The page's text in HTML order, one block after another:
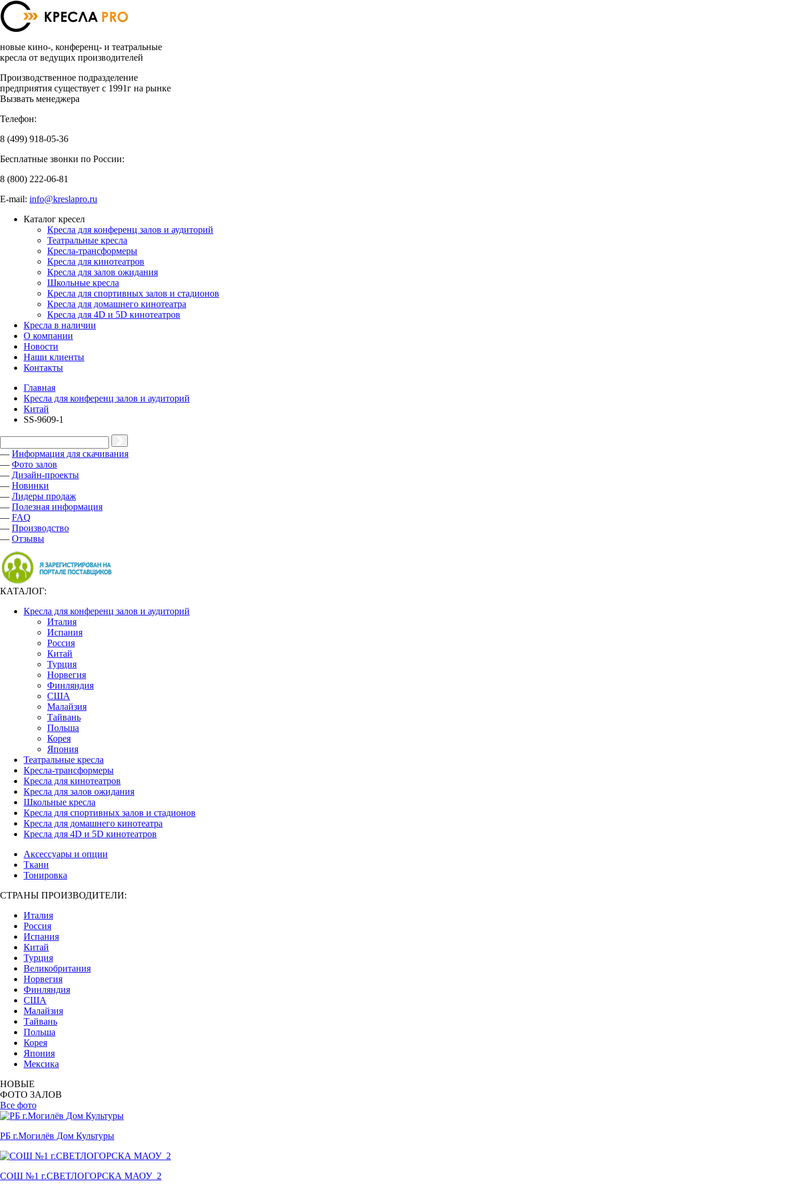
новые кино-, конференц- и театральные
кресла от ведущих производителей
Производственное подразделение
предприятия существует с 1991г на рынке
Вызвать менеджера
Телефон:
8 (499) 918-05-36
Бесплатные звонки по России:
8 (800) 222-06-81
E-mail: info@kreslapro.ru
Каталог кресел
Кресла для конференц залов и аудиторий
Театральные кресла
Кресла-трансформеры
Кресла для кинотеатров
Кресла для залов ожидания
Школьные кресла
Кресла для спортивных залов и стадионов
Кресла для домашнего кинотеатра
Кресла для 4D и 5D кинотеатров
Кресла в наличии
О компании
Новости
Наши клиенты
Контакты
Главная
Кресла для конференц залов и аудиторий
Китай
SS-9609-1
— Информация для скачивания
— Фото залов
— Дизайн-проекты
— Новинки
— Лидеры продаж
— Полезная информация
— FAQ
— Производство
— Отзывы
КАТАЛОГ:
Кресла для конференц залов и аудиторий
Италия
Испания
Россия
Китай
Турция
Норвегия
Финляндия
США
Малайзия
Тайвань
Польша
Корея
Япония
Театральные кресла
Кресла-трансформеры
Кресла для кинотеатров
Кресла для залов ожидания
Школьные кресла
Кресла для спортивных залов и стадионов
Кресла для домашнего кинотеатра
Кресла для 4D и 5D кинотеатров
Аксессуары и опции
Ткани
Тонировка
СТРАНЫ ПРОИЗВОДИТЕЛИ:
Италия
Россия
Испания
Китай
Турция
Великобритания
Норвегия
Финляндия
США
Малайзия
Тайвань
Польша
Корея
Япония
Мексика
НОВЫЕ
ФОТО ЗАЛОВ
Все фото
РБ г.Могилёв Дом Культуры
СОШ №1 г.СВЕТЛОГОРСКА МАОУ_2